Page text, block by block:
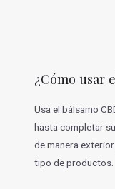
¿Cómo usar
Usa el bálsamo
hasta completar
de manera
tipo de productos.